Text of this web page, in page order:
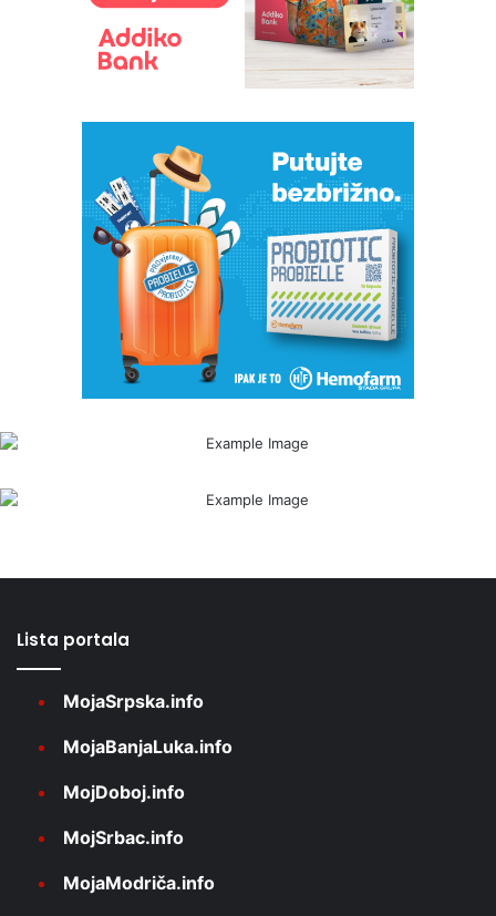
Lista portala
MojaSrpska.info
MojaBanjaLuka.info
MojDoboj.info
MojSrbac.info
MojaModriča.info